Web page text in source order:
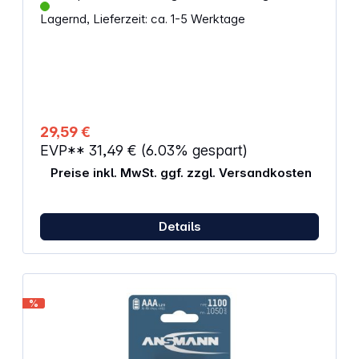
und einsatzbereit Geringe Selbstentladung 4x AA /
2000 mAh 4x AAA / 800 mAh Bis zu 2100x
Lagernd, Lieferzeit: ca. 1-5 Werktage
29,59 €
EVP** 31,49 € (6.03% gespart)
Preise inkl. MwSt. ggf. zzgl. Versandkosten
Details
%